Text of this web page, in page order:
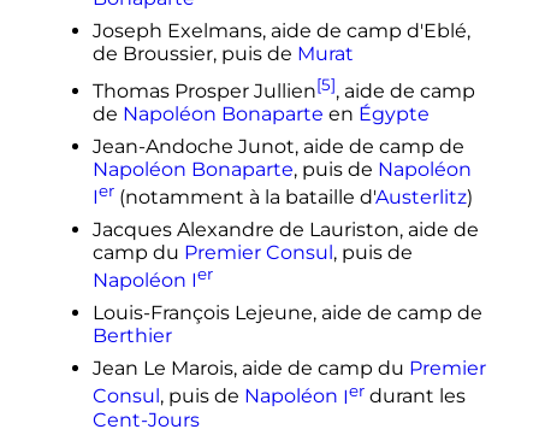
Joseph Exelmans, aide de camp d'Eblé,
de Broussier, puis de Murat
Thomas Prosper Jullien[5], aide de camp
de Napoléon Bonaparte en Égypte
Jean-Andoche Junot, aide de camp de
Napoléon Bonaparte, puis de Napoléon
Ier (notamment à la bataille d'Austerlitz)
Jacques Alexandre de Lauriston, aide de
camp du Premier Consul , puis de
Napoléon Ier
Louis-François Lejeune, aide de camp de
Berthier
Jean Le Marois, aide de camp du Premier
Consul, puis de Napoléon Ierdurant les
Cent-Jours